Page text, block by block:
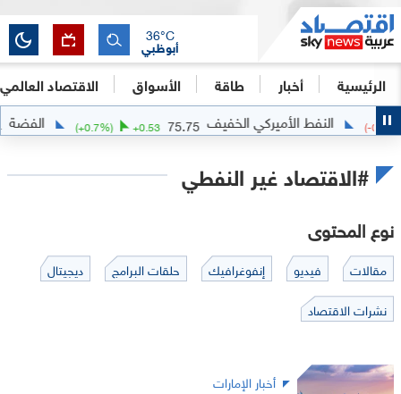
الرئيسية أخبار طاقة الأسواق الاقتصاد العالمي
أبوظبي
36°C
النفط الأميركي الخفيف 75.75
+0.53
(+0.7%) الفضة 61.84
#الاقتصاد غير النفطي
نوع المحتوى
مقالات فيديو إنفوغرافيك حلقات البرامج
ديجيتال
نشرات الاقتصاد
أخبار الإمارات